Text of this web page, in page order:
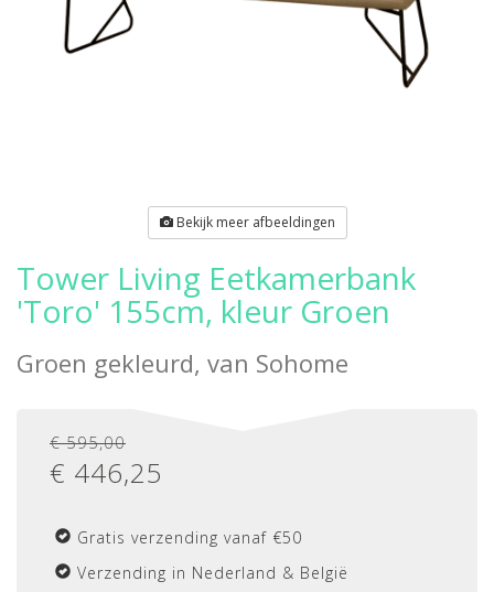
Bekijk meer afbeeldingen
Tower Living Eetkamerbank
'Toro' 155cm, kleur Groen
Groen gekleurd, van Sohome
€ 595,00
€ 446,25
Gratis verzending vanaf €50
Verzending in Nederland & België